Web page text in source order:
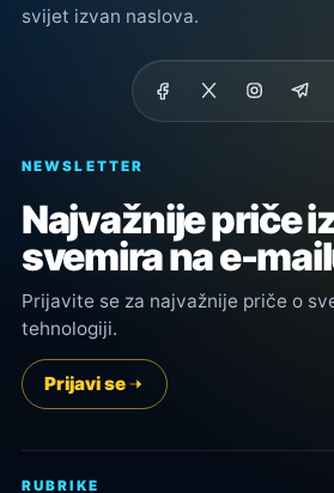
svijet izvan naslova.
NEWSLETTER
Najvažnije priče
svemira na e-
Prijavite se za najvažnije priče o
tehnologiji.
Prijavi se
RUBRIKE